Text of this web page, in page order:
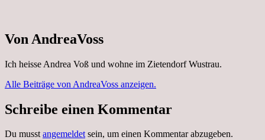
Von AndreaVoss
Ich heisse Andrea Voß und wohne im Zietendorf Wustrau.
Alle Beiträge von AndreaVoss anzeigen.
Schreibe einen Kommentar
Du musstangemeldetsein, um einen Kommentar abzugeben.